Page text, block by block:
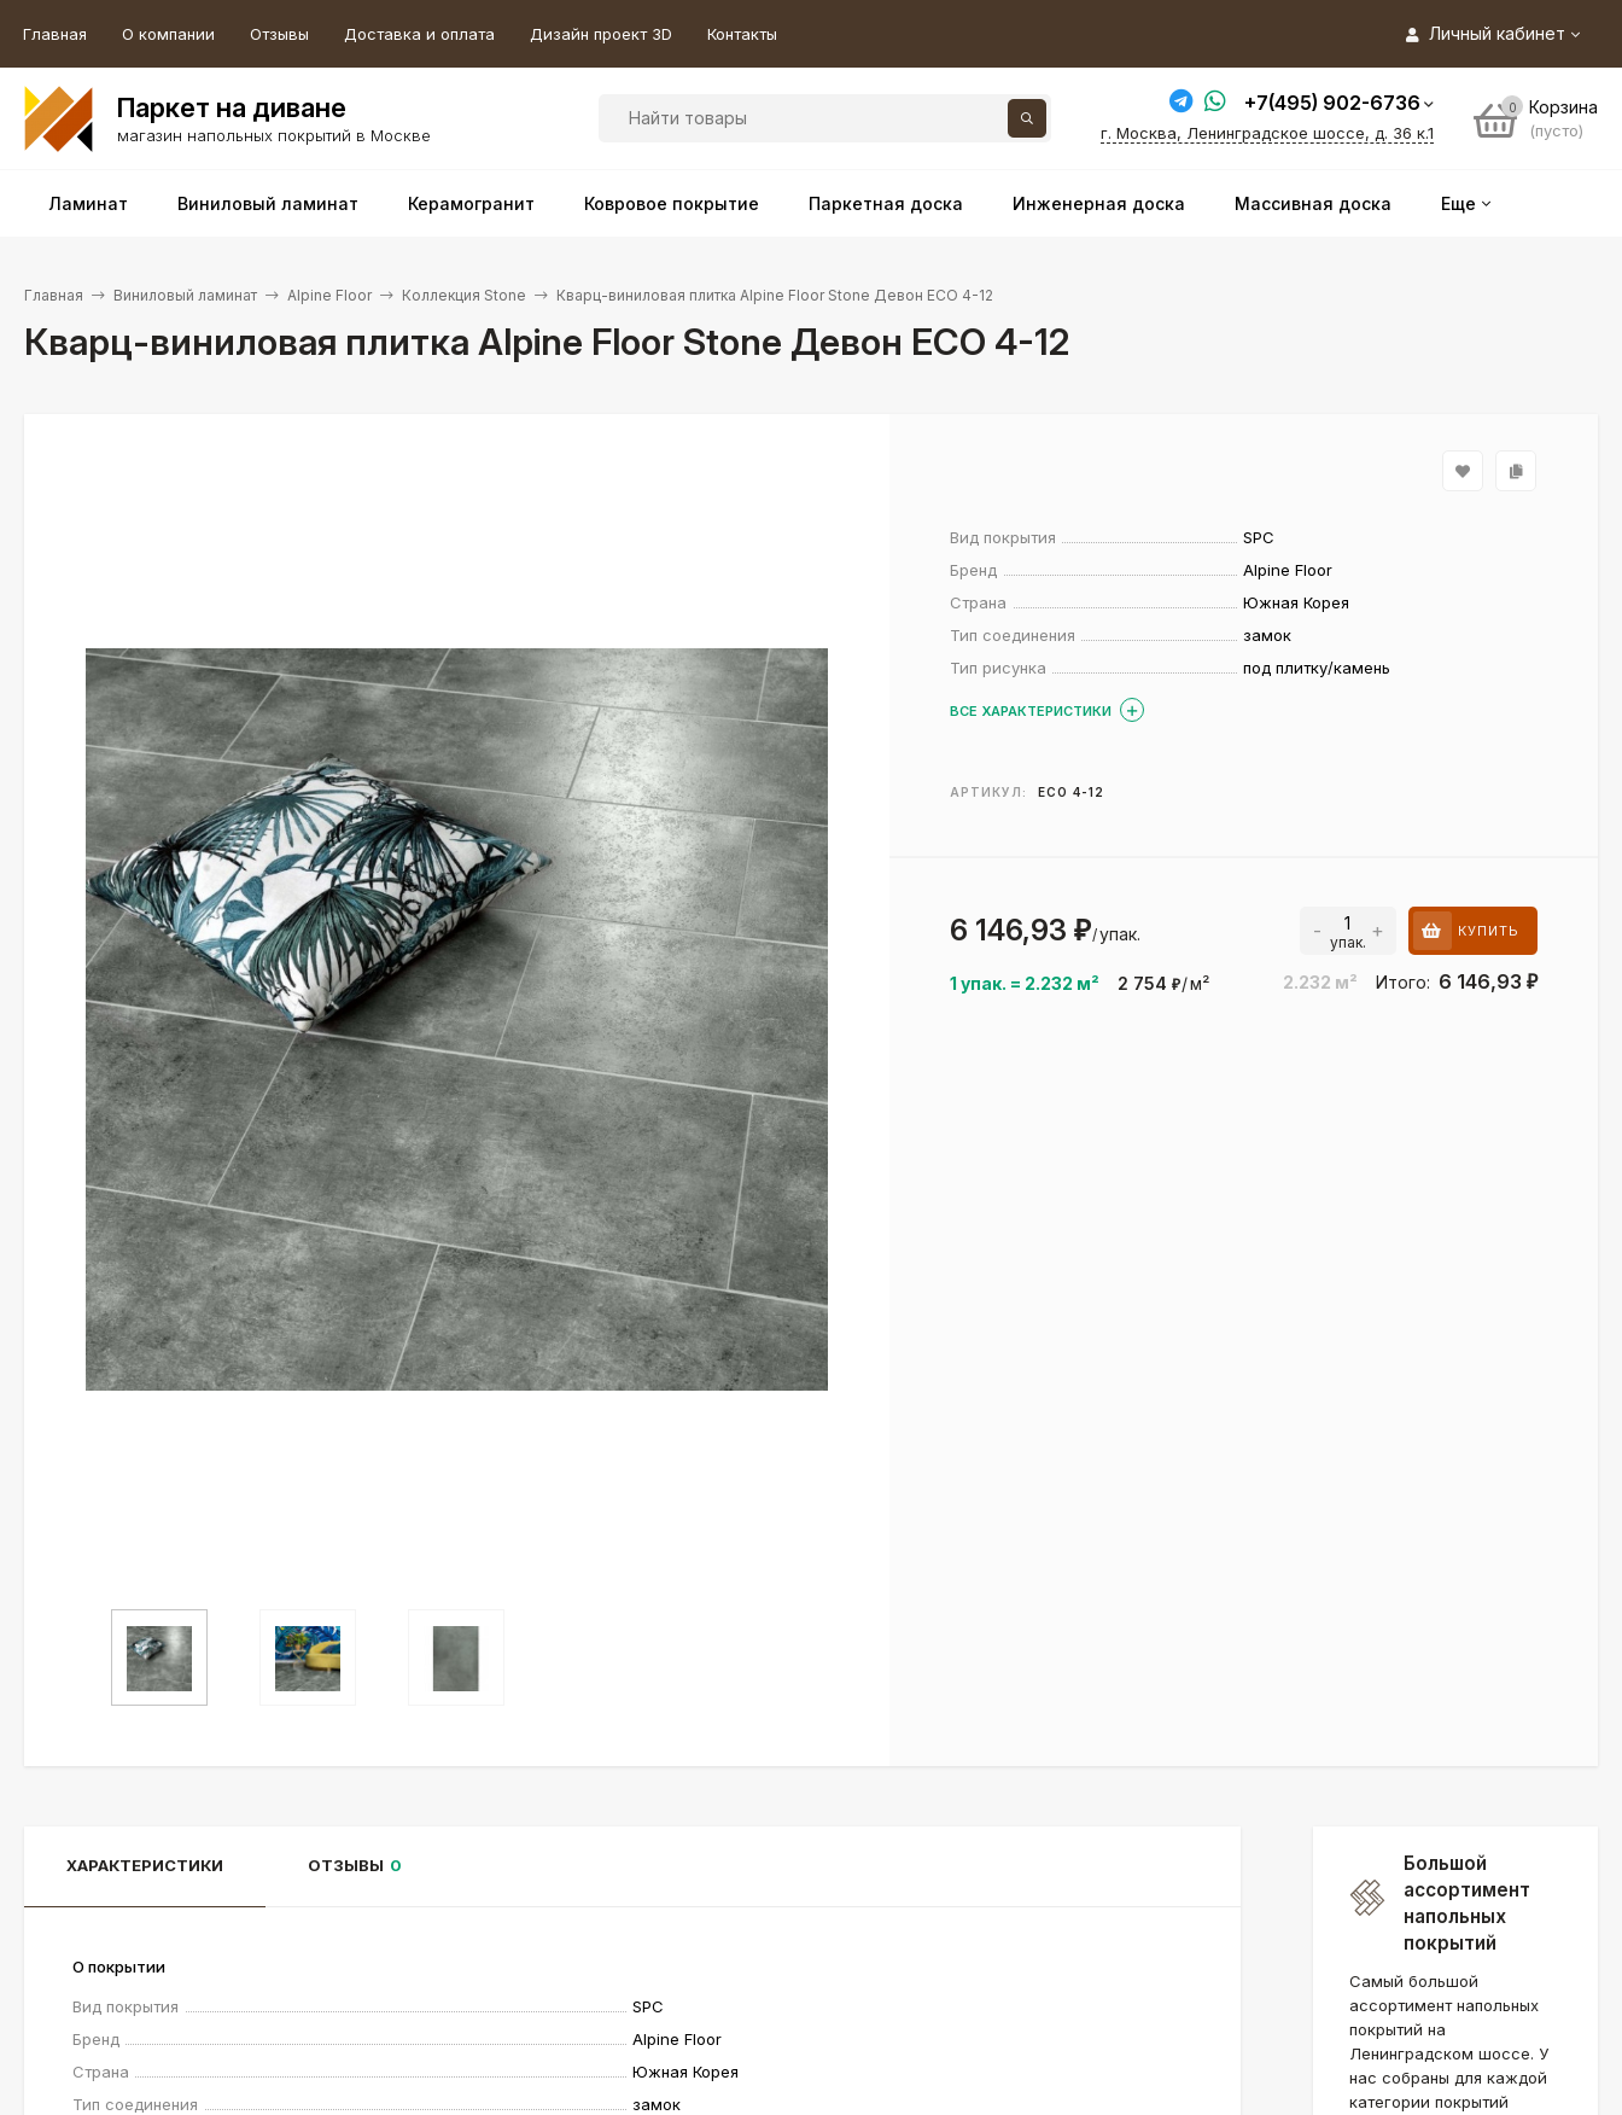
Личный кабинет
Главная О компании Отзывы Доставка и оплата Дизайн проект 3D Контакты
Паркет на диване
магазин напольных покрытий в Москве
+7(495) 902-6736
г. Москва, Ленинградское шоссе, д. 36 к.1
0 Корзина
(пусто)
Ламинат Виниловый ламинат Керамогранит Ковровое покрытие Паркетная доска Инженерная доска Массивная доска Еще
Главная Виниловый ламинат Alpine Floor Коллекция Stone Кварц-виниловая плитка Alpine Floor Stone Девон ECO 4-12
Кварц-виниловая плитка Alpine Floor Stone Девон ECO 4-12
Вид покрытия
SPC
Бренд
Alpine Floor
Страна
Южная Корея
Тип соединения
замок
Тип рисунка
под плитку/камень
ВСЕ ХАРАКТЕРИСТИКИ
АРТИКУЛ: ECO 4-12
1 упак. = 2.232 м² 2 754 ₽/м²
6 146,93 ₽/упак. - упак. + КУПИТЬ
2.232 м² Итого: 6 146,93 ₽
ХАРАКТЕРИСТИКИ ОТЗЫВЫ 0
О покрытии
Вид покрытия
SPC
Бренд
Alpine Floor
Страна
Южная Корея
Тип соединения
замок
Большой
ассортимент
напольных
покрытий
Самый большой
ассортимент напольных
покрытий на
Ленинградском шоссе. У
нас собраны для каждой
категории покрытий